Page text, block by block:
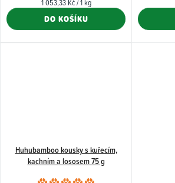
1 053,33 Kč / 1 kg
DO KOŠÍKU
Huhubamboo kousky s kuřecím,
kachním a lososem 75 g